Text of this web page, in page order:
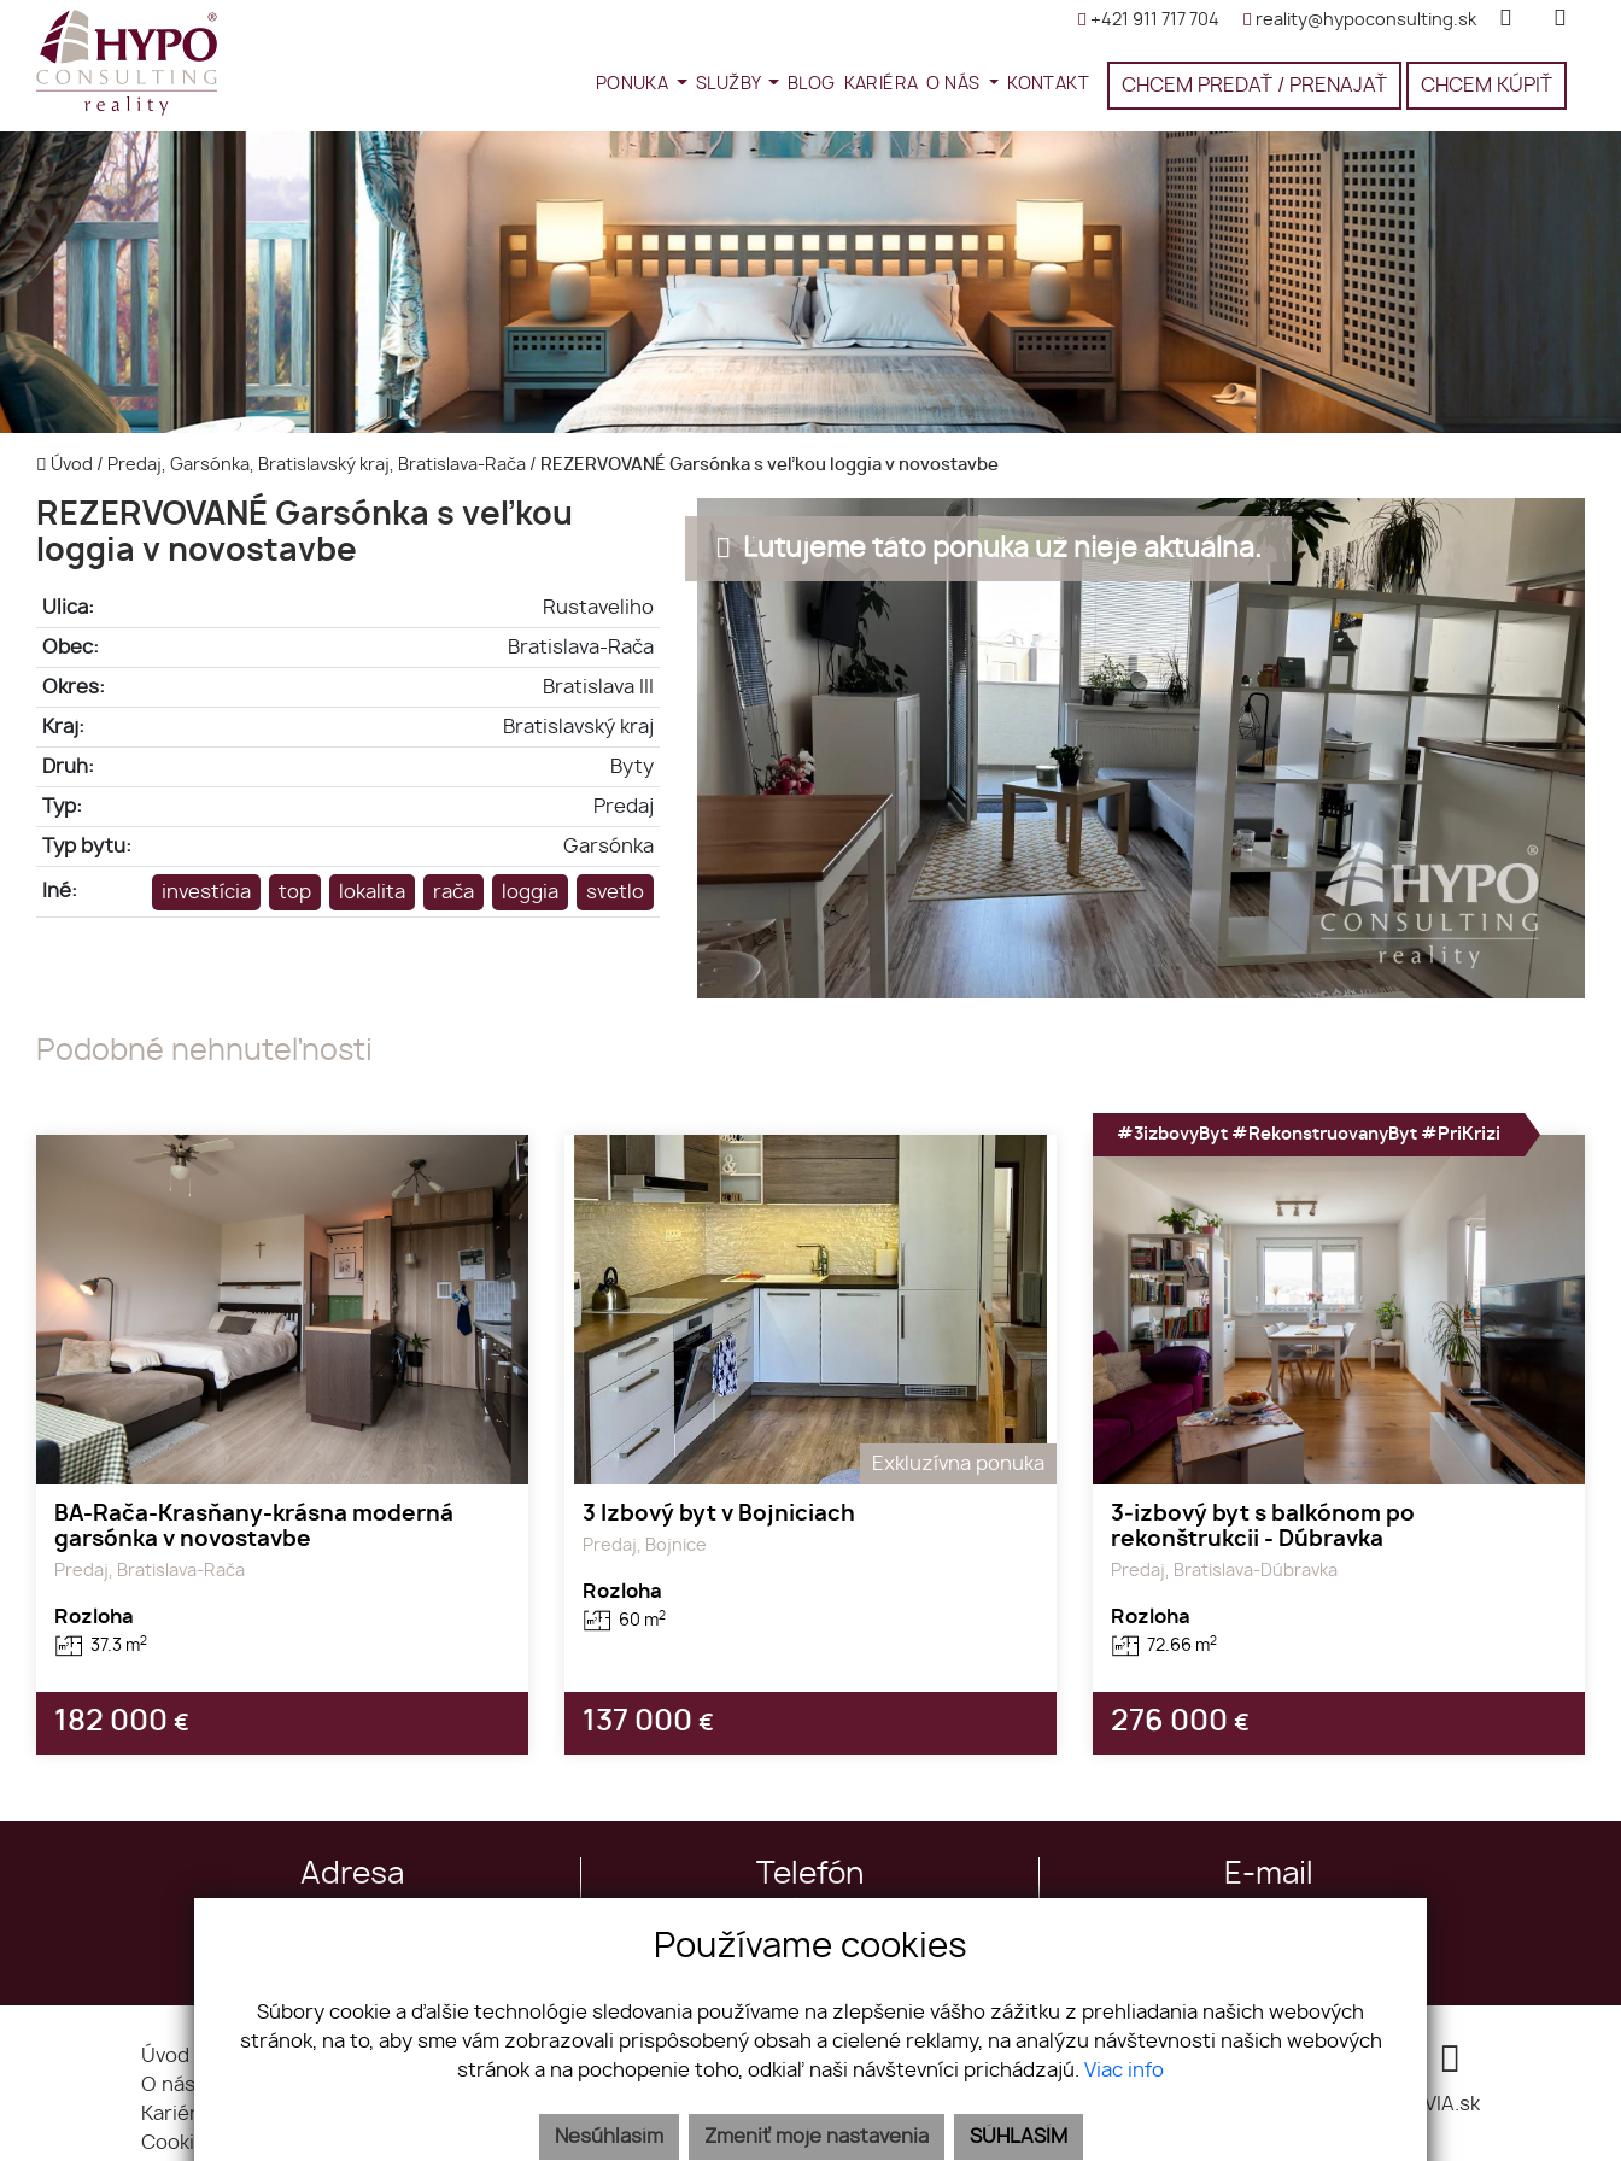
+421 911 717 704 reality@hypoconsulting.sk
CHCEM PREDAŤ / PRENAJAŤ CHCEM KÚPIŤ
PONUKA SLUŽBY BLOG KARIÉRA O NÁS KONTAKT
Úvod / Predaj, Garsónka, Bratislavský kraj, Bratislava-Rača / REZERVOVANÉ Garsónka s veľkou loggia v novostavbe
REZERVOVANÉ Garsónka s veľkou
loggia v novostavbe
Ulica: Rustaveliho
Obec: Bratislava-Rača
Okres: Bratislava III
Kraj: Bratislavský kraj
Druh: Byty
Typ: Predaj
Typ bytu: Garsónka
Iné: investícia top lokalita rača loggia svetlo
Ľutujeme táto ponuka už nieje aktuálna.
Podobné nehnuteľnosti
BA-Rača-Krasňany-krásna moderná
garsónka v novostavbe
Predaj, Bratislava-Rača
Rozloha
37.3 m2
182 000 €
Exkluzívna ponuka
3 Izbový byt v Bojniciach
Predaj, Bojnice
Rozloha
60 m2
137 000 €
3‑izbový byt s balkónom po
rekonštrukcii - Dúbravka
Predaj, Bratislava-Dúbravka
Rozloha
72.66 m2
276 000 €
#3izbovyByt #RekonstruovanyByt #PriKrizi
Adresa Telefón E-mail
Úvod
O nás
Kariéra
Cookies
Blog
Nehnuteľnosti
Byty
Domy
Pozemky
Chcem prenajať
REALVIA.sk
Používame cookies
Súbory cookie a ďalšie technológie sledovania používame na zlepšenie vášho zážitku z prehliadania našich webových
stránok, na to, aby sme vám zobrazovali prispôsobený obsah a cielené reklamy, na analýzu návštevnosti našich webových
stránok a na pochopenie toho, odkiaľ naši návštevníci prichádzajú. Viac info
SÚHLASÍM
Nesúhlasím Zmeniť moje nastavenia